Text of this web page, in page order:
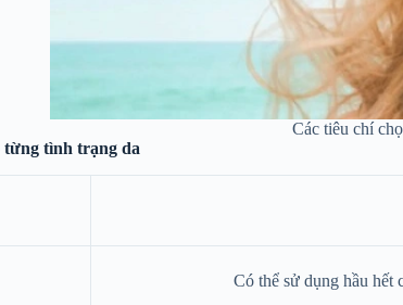
Các tiêu chí
từng tình trạng da
Có thể sử dụng hầu hết